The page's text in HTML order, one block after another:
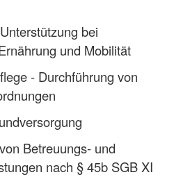
bei
und Mobilität
- Durchführung von
Betreuungs- und
nach § 45b SGB XI